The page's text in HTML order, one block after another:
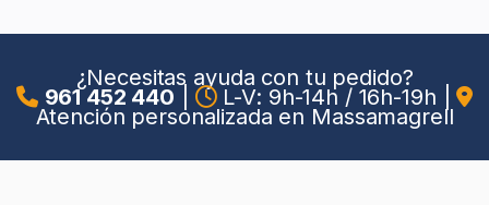
¿Necesitas ayuda con tu pedido?
961 452 440 L-V: 9h-14h / 16h-19h
Atención personalizada en Massamagrell